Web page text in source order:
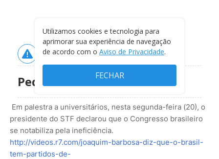
Em palestra a universitários, nesta segunda-feira (20), o
presidente do STF declarou que o Congresso brasileiro
se notabiliza pela ineficiência.
http://videos.r7.com/joaquim-barbosa-diz-que-o-brasil-
tem-partidos-de-